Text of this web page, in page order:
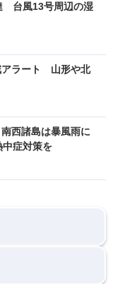
台風13号周辺の湿
アラート 山形や北
西諸島は暴風雨に
症対策を